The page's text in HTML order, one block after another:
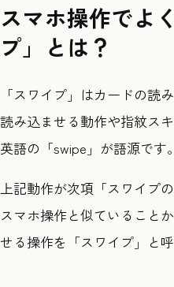
スマホ操作でよ
プ」とは？
「スワイプ」はカードの読
読み込ませる動作や指紋ス
英語の「swipe」が語源です。
上記動作が次項「スワイプ
スマホ操作と似ていること
せる操作を「スワイプ」と